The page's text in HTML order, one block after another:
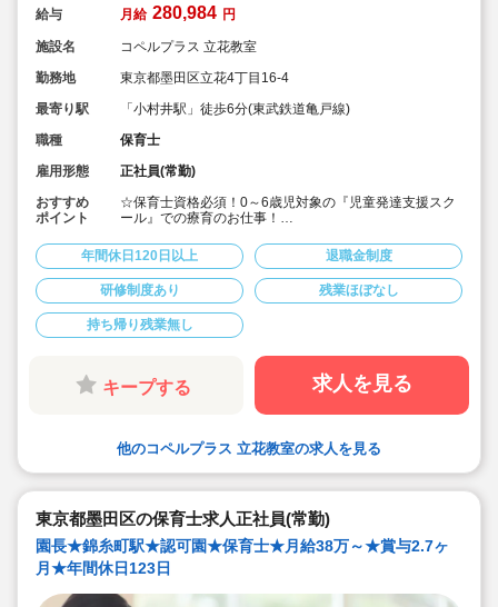
給与 月給 280,984 円
施設名
コペルプラス 立花教室
勤務地
東京都墨田区立花4丁目16-4
最寄り駅
「小村井駅」徒歩6分(東武鉄道亀戸線)
職種
保育士
雇用形態
正社員(常勤)
おすすめ
ポイント
☆保育士資格必須！0～6歳児対象の『児童発達支援スク
ール』での療育のお仕事！
場です♪
☆9：30～18：30(休憩60分)の固定勤務
☆未経験者歓迎。研修と入社後のフォローが充実してい
ます！
☆未経験で月給280,984円〜/別途、手当ても充実♪
☆現在は土日利用者がおり、週7日開園の週5日シフトの
ため、今のところ【月給320,984円～】となっています
☆残業は月平均1時間未満！持ち帰り仕事も無く、労務環
境が良好◎
☆年間休日120日+有給休暇とリフレッシュ休暇で実質
ありません。
年間休日120日以上 退職金制度
研修制度あり 残業ほぼなし
持ち帰り残業無し
キープする 求人を見る
他のコペルプラス 立花教室の求人を見る
東京都墨田区の保育士求人正社員(常勤)
園長★錦糸町駅★認可園★保育士★月給38万～★賞与2.7ヶ
月★年間休日123日